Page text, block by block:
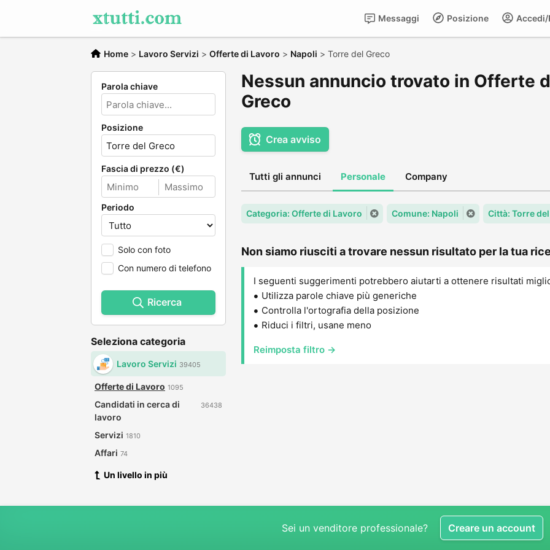
Posizione
Messaggi
Home > Lavoro Servizi > Offerte di Lavoro > Napoli > Torre del Greco
Parola chiave
Posizione
Fascia di prezzo (€)
Periodo
Solo con foto
Con numero di telefono
Ricerca
Seleziona categoria
Lavoro Servizi 39405
Offerte di Lavoro 1095
Candidati in cerca di
lavoro
36438
Servizi 1810
Affari 74
Un livello in più
Nessun annuncio trovato in Offerte
Greco
Crea avviso
Tutti gli annunci Personale Company
Categoria: Offerte di Lavoro Comune: Napoli Città: Torre
Non siamo riusciti a trovare nessun risultato per la tua
I seguenti suggerimenti potrebbero aiutarti a ottenere risultati
Utilizza parole chiave più generiche
Controlla l'ortografia della posizione
Riduci i filtri, usane meno
Reimposta filtro →
Sei un venditore professionale? Creare un account